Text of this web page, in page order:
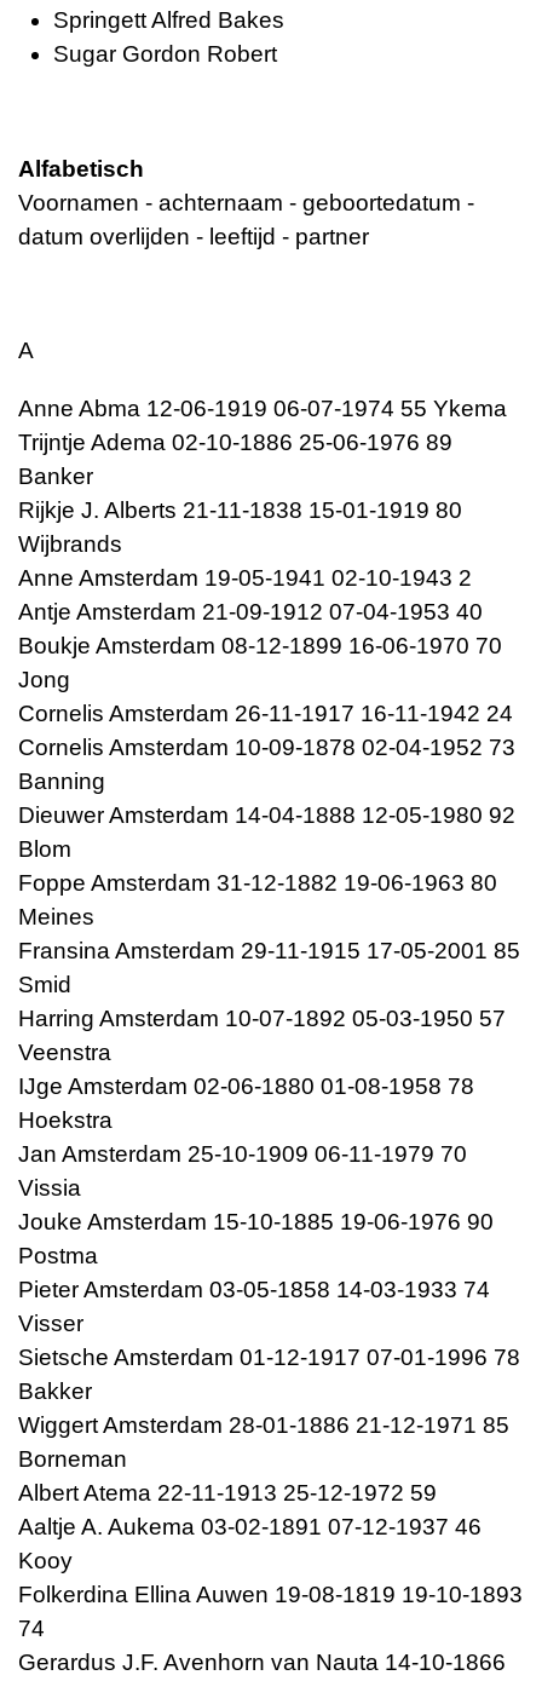
Springett Alfred Bakes
Sugar Gordon Robert
Alfabetisch
Voornamen - achternaam - geboortedatum -
datum overlijden - leeftijd - partner
A
Anne Abma 12-06-1919 06-07-1974 55 Ykema
Trijntje Adema 02-10-1886 25-06-1976 89
Banker
Rijkje J. Alberts 21-11-1838 15-01-1919 80
Wijbrands
Anne Amsterdam 19-05-1941 02-10-1943 2
Antje Amsterdam 21-09-1912 07-04-1953 40
Boukje Amsterdam 08-12-1899 16-06-1970 70
Jong
Cornelis Amsterdam 26-11-1917 16-11-1942 24
Cornelis Amsterdam 10-09-1878 02-04-1952 73
Banning
Dieuwer Amsterdam 14-04-1888 12-05-1980 92
Blom
Foppe Amsterdam 31-12-1882 19-06-1963 80
Meines
Fransina Amsterdam 29-11-1915 17-05-2001 85
Smid
Harring Amsterdam 10-07-1892 05-03-1950 57
Veenstra
IJge Amsterdam 02-06-1880 01-08-1958 78
Hoekstra
Jan Amsterdam 25-10-1909 06-11-1979 70
Vissia
Jouke Amsterdam 15-10-1885 19-06-1976 90
Postma
Pieter Amsterdam 03-05-1858 14-03-1933 74
Visser
Sietsche Amsterdam 01-12-1917 07-01-1996 78
Bakker
Wiggert Amsterdam 28-01-1886 21-12-1971 85
Borneman
Albert Atema 22-11-1913 25-12-1972 59
Aaltje A. Aukema 03-02-1891 07-12-1937 46
Kooy
Folkerdina Ellina Auwen 19-08-1819 19-10-1893
74
Gerardus J.F. Avenhorn van Nauta 14-10-1866